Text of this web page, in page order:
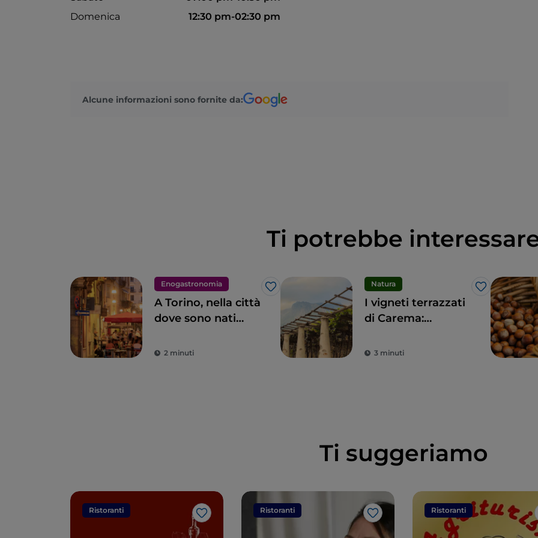
Domenica
12:30 pm-02:30 pm
Alcune informazioni sono fornite da:
Ti potrebbe
Enogastronomia
Like
A Torino, nella città
dove sono nati
golosità
2 minuti
Natura
Like
I vigneti terrazzati
di Carema:
un vino imperdibile
3 minuti
Ti suggeriamo
Ristoranti
Like
Ristoranti
Like
Ristoranti